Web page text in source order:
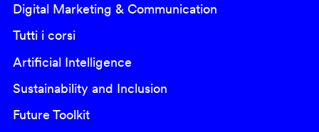
Digital Marketing & Communication
Tutti i corsi
Artificial Intelligence
Sustainability and Inclusion
Future Toolkit